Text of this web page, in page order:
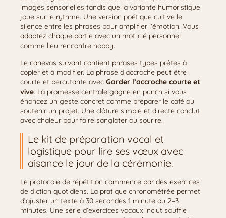
images sensorielles tandis que la variante humoristique
joue sur le rythme. Une version poétique cultive le
silence entre les phrases pour amplifier l’émotion. Vous
adaptez chaque partie avec un mot-clé personnel
comme lieu rencontre hobby.
Le canevas suivant contient phrases types prêtes à
copier et à modifier. La phrase d’accroche peut être
courte et percutante avec Garder l’accroche courte et
vive. La promesse centrale gagne en punch si vous
énoncez un geste concret comme préparer le café ou
soutenir un projet. Une clôture simple et directe conclut
avec chaleur pour faire sangloter ou sourire.
Le kit de préparation vocal et
logistique pour lire ses vœux avec
aisance le jour de la cérémonie.
Le protocole de répétition commence par des exercices
de diction quotidiens. La pratique chronométrée permet
d’ajuster un texte à 30 secondes 1 minute ou 2–3
minutes. Une série d’exercices vocaux inclut souffle